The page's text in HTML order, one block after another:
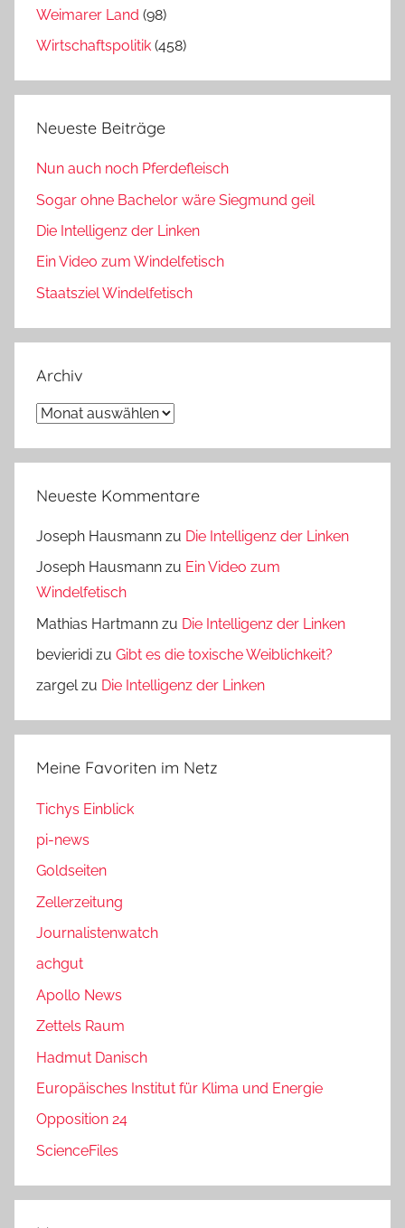
Weimarer Land (98)
Wirtschaftspolitik (458)
Neueste Beiträge
Nun auch noch Pferdefleisch
Sogar ohne Bachelor wäre Siegmund geil
Die Intelligenz der Linken
Ein Video zum Windelfetisch
Staatsziel Windelfetisch
Archiv
Archiv
Neueste Kommentare
Joseph Hausmann zu Die Intelligenz der Linken
Joseph Hausmann zu Ein Video zum
Windelfetisch
Mathias Hartmann zu Die Intelligenz der Linken
bevieridi zu Gibt es die toxische Weiblichkeit?
zargelzu Die Intelligenz der Linken
Meine Favoriten im Netz
Tichys Einblick
pi-news
Goldseiten
Zellerzeitung
Journalistenwatch
achgut
Apollo News
Zettels Raum
Hadmut Danisch
Europäisches Institut für Klima und Energie
Opposition 24
ScienceFiles